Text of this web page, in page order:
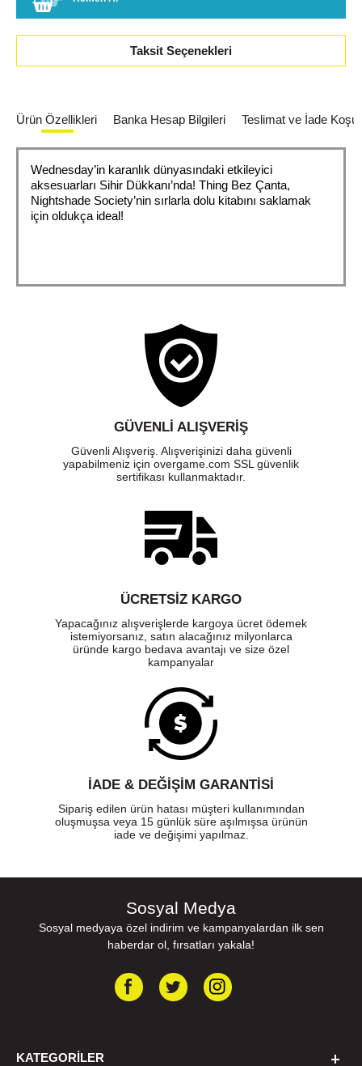
Taksit Seçenekleri
Ürün Özellikleri Banka Hesap Bilgileri Teslimat ve İade
Wednesday’in karanlık dünyasındaki etkileyici
aksesuarları Sihir Dükkanı’nda! Thing Bez Çanta,
Nightshade Society’nin sırlarla dolu kitabını saklamak
için oldukça ideal!
GÜVENLI ALIŞVERIŞ
Güvenli Alışveriş. Alışverişinizi daha güvenli
yapabilmeniz için overgame.com SSL güvenlik
sertifikası kullanmaktadır.
ÜCRETSIZ KARGO
Yapacağınız alışverişlerde kargoya ücret ödemek
istemiyorsanız, satın alacağınız milyonlarca
üründe kargo bedava avantajı ve size özel
kampanyalar
İADE & DEĞİŞİM GARANTİSİ
Sipariş edilen ürün hatası müşteri kullanımından
oluşmuşsa veya 15 günlük süre aşılmışsa ürünün
iade ve değişimi yapılmaz.
Sosyal Medya
Sosyal medyaya özel indirim ve kampanyalardan ilk sen
haberdar ol, fırsatları yakala!
KATEGORILER